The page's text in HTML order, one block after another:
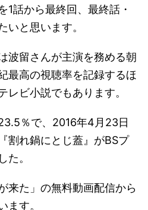
1話から最終回、最終話・
いと思います。
波留さんが主演を務める朝
最高の視聴率を記録するほ
レビ小説でもあります。
％で、2016年4月23日
割れ鍋にとじ蓋』がBSプ
た。
来た」の無料動画配信から
ます。